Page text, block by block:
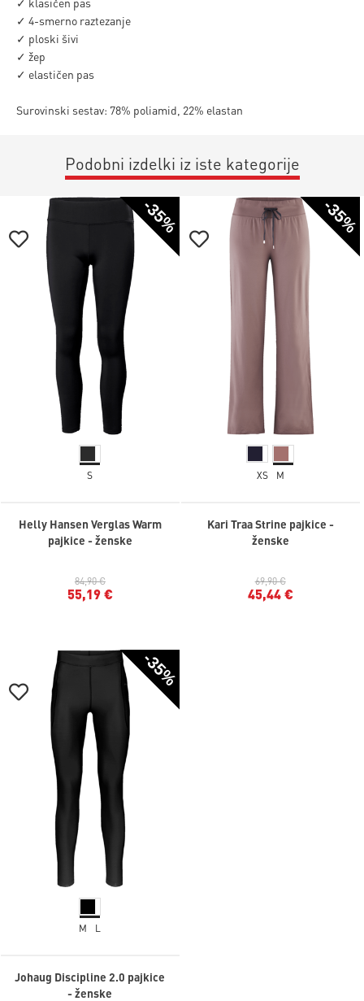
✓ 4-smerno raztezanje
✓ ploski šivi
✓ žep
✓ elastičen pas
Surovinski sestav: 78% poliamid, 22% elastan
Podobni izdelki iz iste kategorije
-35%
S
Helly Hansen Verglas Warm
pajkice - ženske
84,90 €
55,19 €
-35%
XS M
Kari Traa Strine pajkice -
ženske
69,90 €
45,44 €
-35%
M L
Johaug Discipline 2.0 pajkice
- ženske